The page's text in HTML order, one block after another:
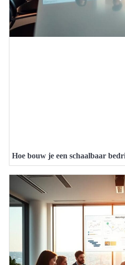
Hoe bouw je een schaalbaar